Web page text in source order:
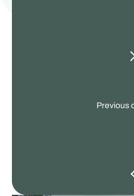
Previous